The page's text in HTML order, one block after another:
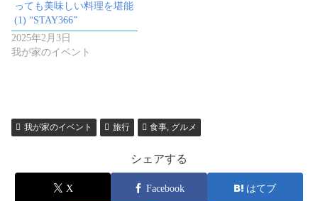
っても美味しい料理を堪能
(1) “STAY366”
2025年2月3日
我が家のイベント
我が家のイベント 旅行 食事, グルメ
シェアする
X Facebook はてブ